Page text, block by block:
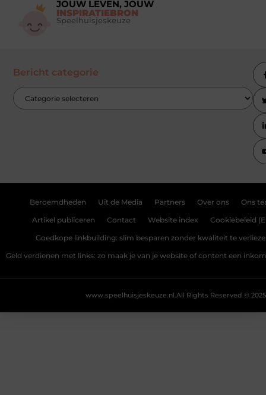
JOUW LEVEN, JOUW
INSPIRATIEBRON
Speelhuisjeskeuze
Bericht categorie
Beroemdheden Uit de Media Partners Over ons Ons
Artikel publiceren Contact Website index Cookiebeleid
Goedkope linkbuilding: slim besparen zonder kwaliteit te
Geld verdienen met links: zo maak je van je website of content een
All Rights Reserved © 2025
www.speelhuisjeskeuze.nl.